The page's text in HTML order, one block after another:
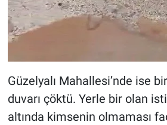
Güzelyalı Mahallesi’nde ise
duvarı çöktü. Yerle bir olan
altında kimsenin olmaması